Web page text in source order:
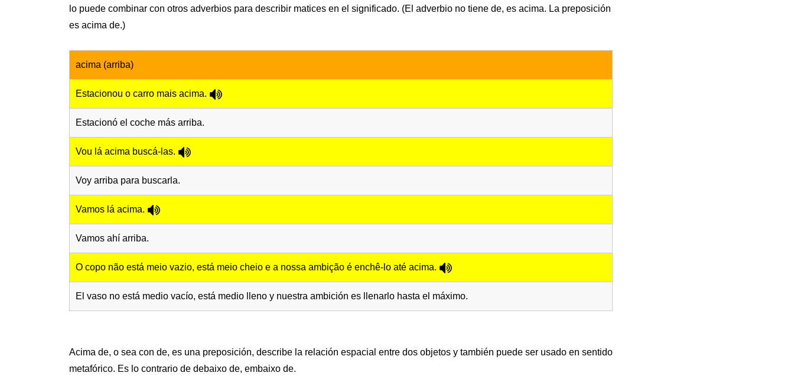
lo puede combinar con otros adverbios para describir matices en el significado. (El adverbio no tiene de, es acima. La preposición
es acima de.)
acima (arriba)
Estacionou o carro mais acima.
Estacionó el coche más arriba.
Vou lá acima buscá-las.
Voy arriba para buscarla.
Vamos lá acima.
Vamos ahí arriba.
O copo não está meio vazio, está meio cheio e a nossa ambição é enchê-lo até acima.
El vaso no está medio vacío, está medio lleno y nuestra ambición es llenarlo hasta el máximo.
Acima de, o sea con de, es una preposición, describe la relación espacial entre dos objetos y también puede ser usado en sentido
metafórico. Es lo contrario de debaixo de, embaixo de.